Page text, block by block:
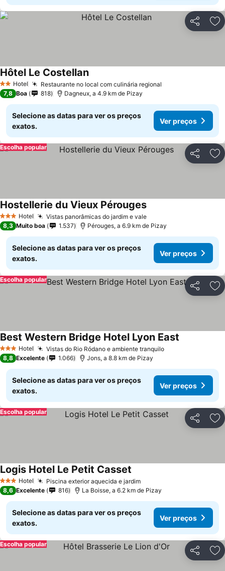
Partilhar
2 Estrelas
Hotel Restaurante no local com culinária regional
Hôtel Le Costellan
7,8 Boa 818 Dagneux, a 4.9 km de Pizay
Selecione as datas para ver os preços
exatos.
Ver preços
Partilhar
Escolha popular
3 EstrelasHotel Vistas panorâmicas do jardim e vale
Hostellerie du Vieux Pérouges
8,3 Muito boa 1.537 Pérouges, a 6.9 km de Pizay
Selecione as datas para ver os preços
exatos.
Ver preços
Partilhar
Escolha popular
3 EstrelasHotel Vistas do Rio Ródano e ambiente tranquilo
Best Western Bridge Hotel Lyon East
8,8 Excelente 1.066 Jons, a 8.8 km de Pizay
Selecione as datas para ver os preços
exatos.
Ver preços
Partilhar
Escolha popular
3 EstrelasHotel Piscina exterior aquecida e jardim
Logis Hotel Le Petit Casset
8,6 Excelente 816 La Boisse, a 6.2 km de Pizay
Selecione as datas para ver os preços
exatos.
Ver preços
Partilhar
Escolha popular